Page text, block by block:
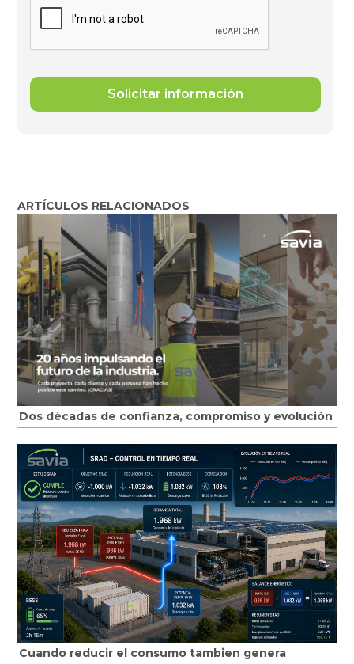
ARTÍCULOS RELACIONADOS
Dos décadas de confianza, compromiso y evolución
Cuando reducir el consumo tambien genera